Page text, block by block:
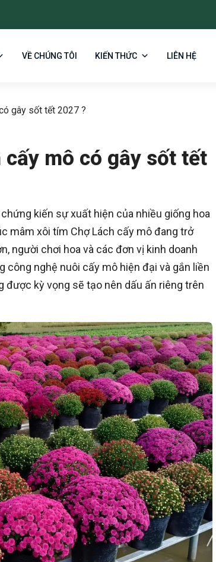
VỀ CHÚNG TÔI KIẾN THỨC LIÊN HỆ
gây sốt tết 2027 ?
mô có gây sốt tết
kiến sự xuất hiện của nhiều giống hoa
mâm xôi tím Chợ Lách cấy mô đang trở
người chơi hoa và các đơn vị kinh doanh
công nghệ nuôi cấy mô hiện đại và gắn liền
được kỳ vọng sẽ tạo nên dấu ấn riêng trên